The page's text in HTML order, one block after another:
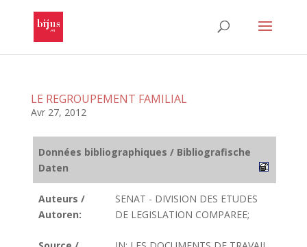
LE REGROUPEMENT FAMILIAL
Avr 27, 2012
Données bibliographiques / Bibliografische
Daten
Auteurs /
Autoren:
SENAT - DIVISION DES ETUDES
DE LEGISLATION COMPAREE;